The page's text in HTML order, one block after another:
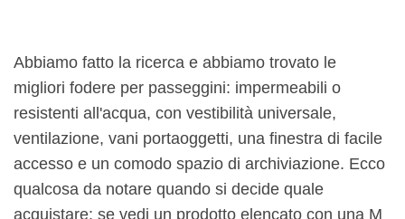
Abbiamo fatto la ricerca e abbiamo trovato le
migliori fodere per passeggini: impermeabili o
resistenti all'acqua, con vestibilità universale,
ventilazione, vani portaoggetti, una finestra di facile
accesso e un comodo spazio di archiviazione. Ecco
qualcosa da notare quando si decide quale
acquistare: se vedi un prodotto elencato con una M